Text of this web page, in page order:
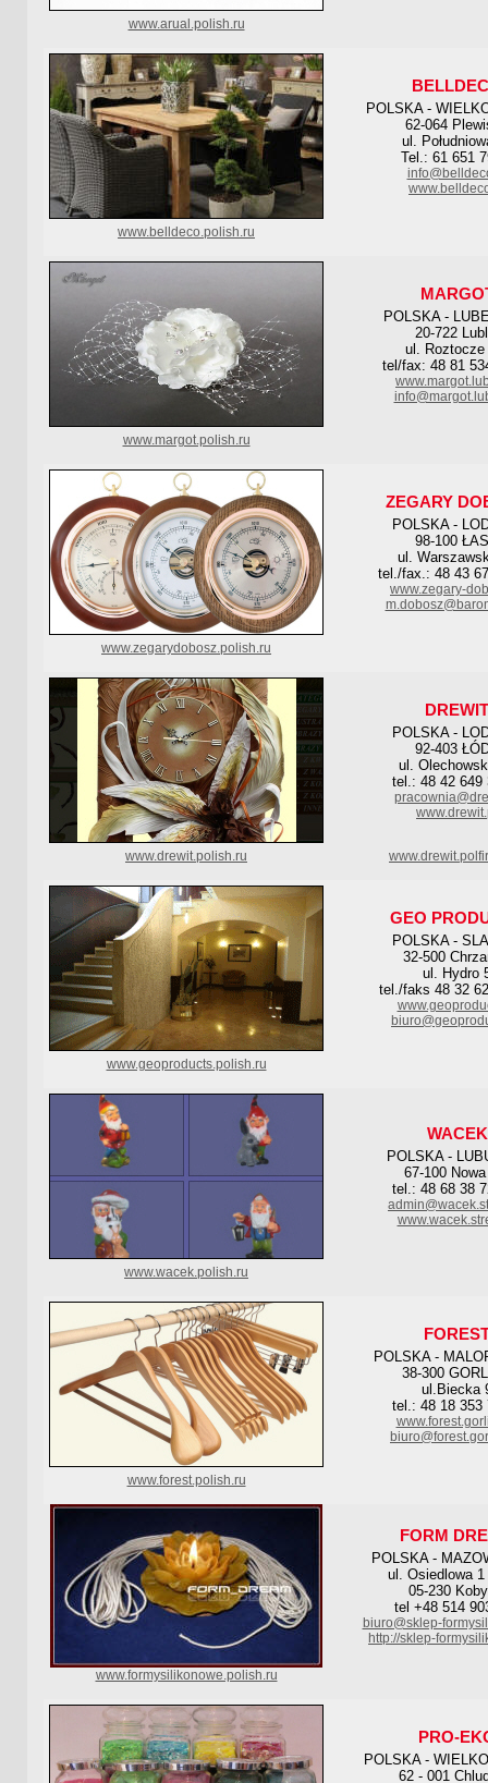
www.arual.polish.ru
POLSKA -
62-064
ul.
Tel.: 61 651
www.belldeco.polish.ru
POLSKA -
20-722
ul. Roztocze
tel/fax: 48 81
www.margot.polish.ru
ZEGARY
POLSKA -
98-100
ul.
tel./fax.: 48 43
www.zegary-
www.zegarydobosz.polish.ru
DREWIT
POLSKA -
92-403
ul.
tel.: 48 42 649
www.drewit.polish.ru
GEO
POLSKA -
32-500
ul. Hydro
tel./faks 48 32
www.geoproducts.polish.ru
WACEK
POLSKA -
67-100
tel.: 48 68 38
www.wacek.polish.ru
POLSKA -
38-300
ul.Biecka
tel.: 48 18 353
www.forest.polish.ru
FORM
POLSKA -
ul. Osiedlowa
05-230
tel +48 514
biuro@sklep-
http://sklep-
www.formysilikonowe.polish.ru
PRO-
POLSKA -
62 - 001